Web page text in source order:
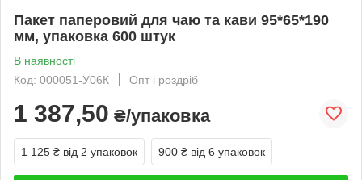
Пакет паперовий для чаю та кави 95*65*190
мм, упаковка 600 штук
В наявності
Код: 000051-У06К
Опт і роздріб
1 387,50 ₴/упаковка
1 125 ₴ від 2 упаковок 900 ₴ від 6 упаковок